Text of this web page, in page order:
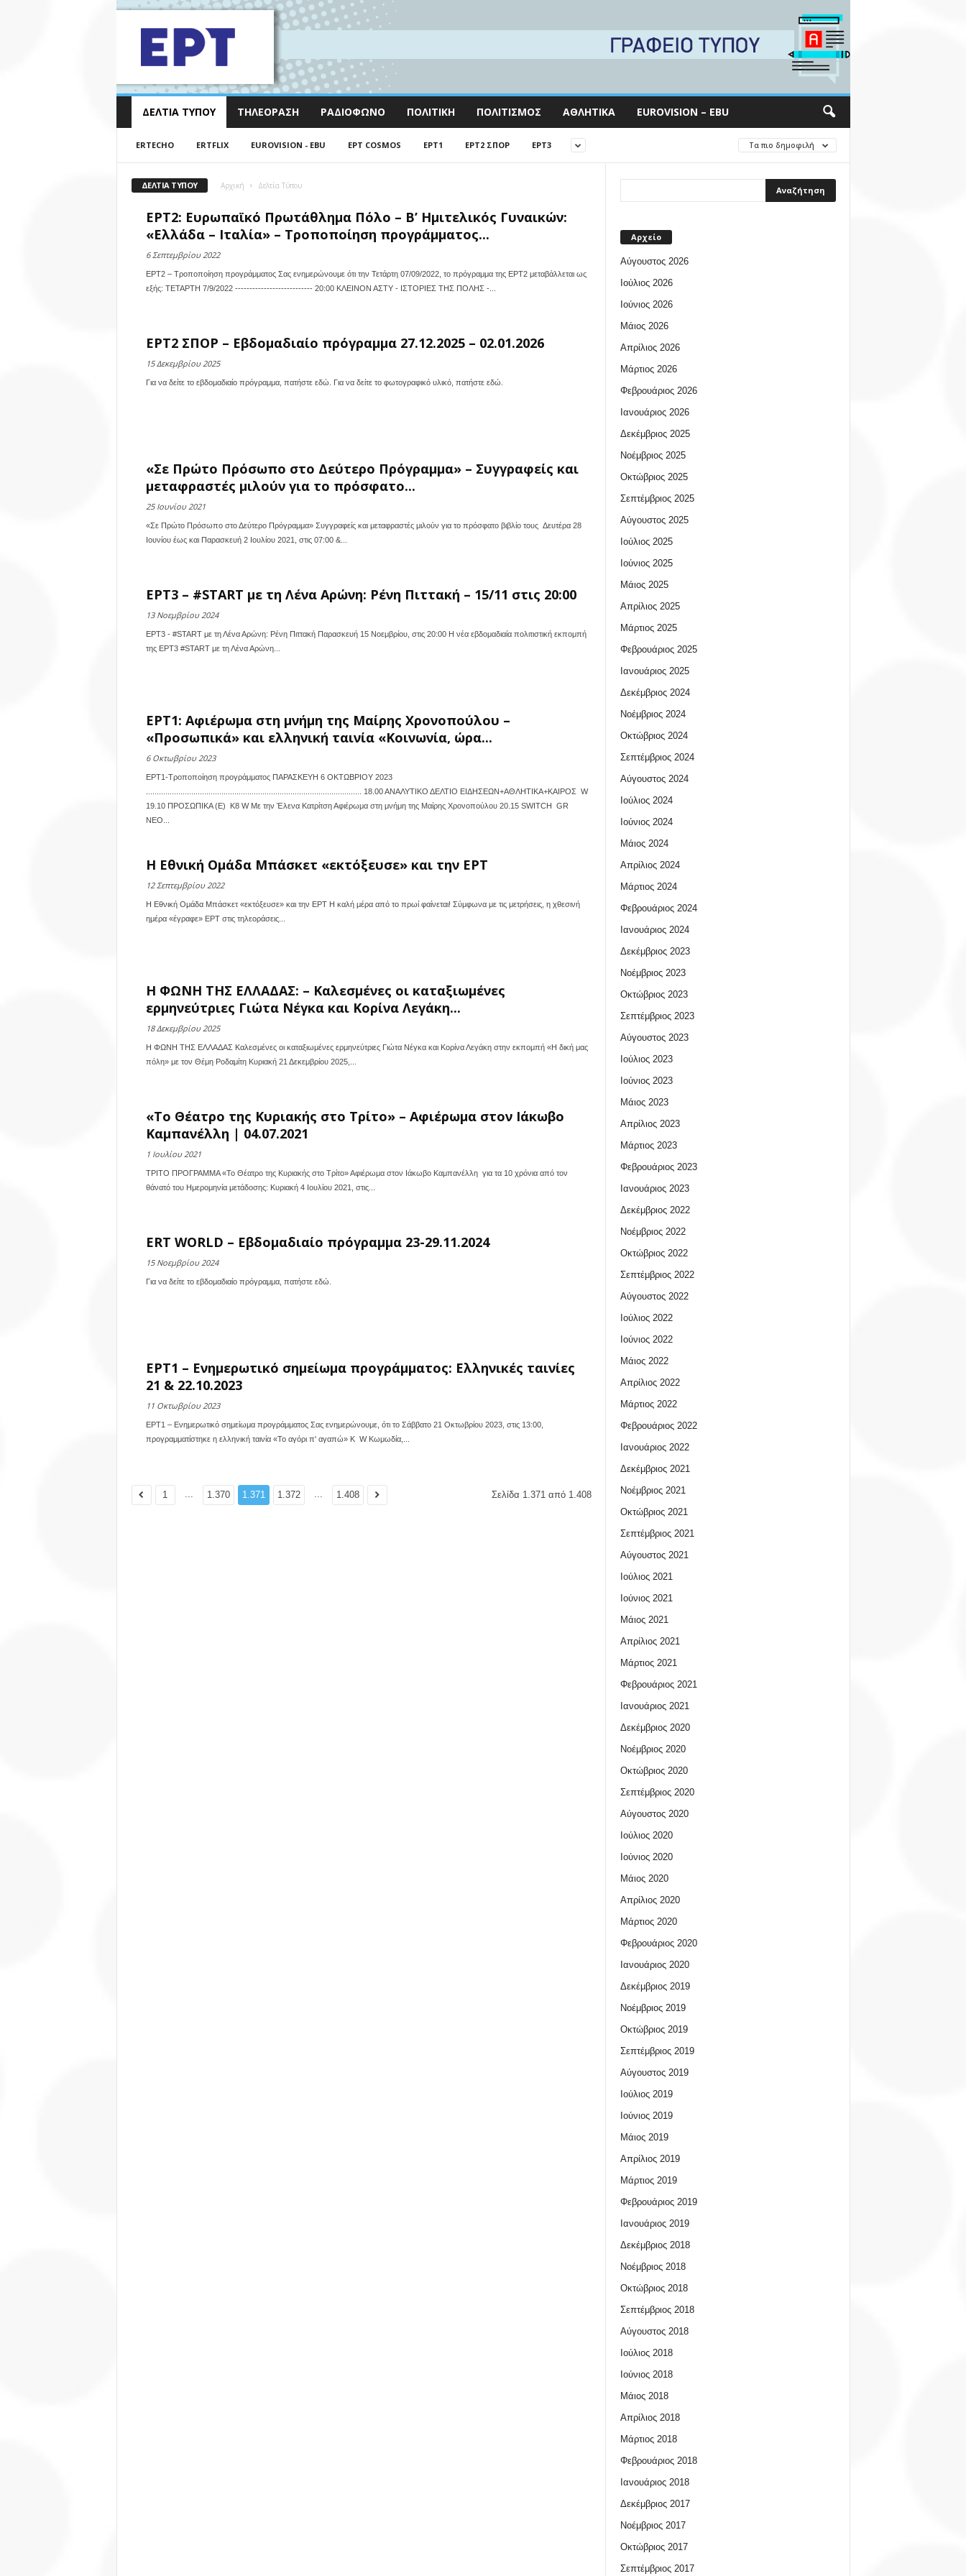
ΔΕΛΤΊΑ ΤΎΠΟΥ ΤΗΛΕΌΡΑΣΗ ΡΑΔΙΌΦΩΝΟ ΠΟΛΙΤΙΚΉ ΠΟΛΙΤΙΣΜΌΣ ΑΘΛΗΤΙΚΆ EUROVISION – EBU
ERTECHO ERTFLIX EUROVISION - EBU EΡΤ COSMOS EΡΤ1 EΡΤ2 ΣΠΟΡ EΡΤ3 Τα πιο δημοφιλή
ΔΕΛΤΊΑ ΤΎΠΟΥ Αρχική Δελτία Τύπου
ΕΡΤ2: Ευρωπαϊκό Πρωτάθλημα Πόλο – Β’ Ημιτελικός Γυναικών:
«Ελλάδα – Ιταλία» – Τροποποίηση προγράμματος...
6 Σεπτεμβρίου 2022
ΕΡΤ2 – Τροποποίηση προγράμματος Σας ενημερώνουμε ότι την Τετάρτη 07/09/2022, το πρόγραμμα της ΕΡΤ2 μεταβάλλεται ως
εξής: ΤΕΤΑΡΤΗ 7/9/2022 --------------------------- 20:00 ΚΛΕΙΝΟΝ ΑΣΤΥ - ΙΣΤΟΡΙΕΣ ΤΗΣ ΠΟΛΗΣ -...
ΕΡΤ2 ΣΠΟΡ – Εβδομαδιαίο πρόγραμμα 27.12.2025 – 02.01.2026
15 Δεκεμβρίου 2025
Για να δείτε το εβδομαδιαίο πρόγραμμα, πατήστε εδώ. Για να δείτε το φωτογραφικό υλικό, πατήστε εδώ.
«Σε Πρώτο Πρόσωπο στο Δεύτερο Πρόγραμμα» – Συγγραφείς και
μεταφραστές μιλούν για το πρόσφατο...
25 Ιουνίου 2021
«Σε Πρώτο Πρόσωπο στο Δεύτερο Πρόγραμμα» Συγγραφείς και μεταφραστές μιλούν για το πρόσφατο βιβλίο τους Δευτέρα 28
Ιουνίου έως και Παρασκευή 2 Ιουλίου 2021, στις 07:00 &...
ΕΡΤ3 – #START με τη Λένα Αρώνη: Ρένη Πιττακή – 15/11 στις 20:00
13 Νοεμβρίου 2024
ΕΡΤ3 - #START με τη Λένα Αρώνη: Ρένη Πιττακή Παρασκευή 15 Νοεμβρίου, στις 20:00 Η νέα εβδομαδιαία πολιτιστική εκπομπή
της ΕΡΤ3 #START με τη Λένα Αρώνη...
ΕΡΤ1: Αφιέρωμα στη μνήμη της Μαίρης Χρονοπούλου –
«Προσωπικά» και ελληνική ταινία «Κοινωνία, ώρα...
6 Οκτωβρίου 2023
ΕΡΤ1-Τροποποίηση προγράμματος ΠΑΡΑΣΚΕΥΗ 6 ΟΚΤΩΒΡΙΟΥ 2023
.................................................................................................... 18.00 ΑΝΑΛΥΤΙΚΟ ΔΕΛΤΙΟ ΕΙΔΗΣΕΩΝ+ΑΘΛΗΤΙΚΑ+ΚΑΙΡΟΣ W
19.10 ΠΡΟΣΩΠΙΚΑ (Ε) K8 W Με την Έλενα Κατρίτση Αφιέρωμα στη μνήμη της Μαίρης Χρονοπούλου 20.15 SWITCH GR
ΝΕΟ...
Η Εθνική Ομάδα Μπάσκετ «εκτόξευσε» και την ΕΡΤ
12 Σεπτεμβρίου 2022
Η Εθνική Ομάδα Μπάσκετ «εκτόξευσε» και την ΕΡΤ Η καλή μέρα από το πρωί φαίνεται! Σύμφωνα με τις μετρήσεις, η χθεσινή
ημέρα «έγραφε» ΕΡΤ στις τηλεοράσεις...
Η ΦΩΝΗ ΤΗΣ ΕΛΛΑΔΑΣ: – Καλεσμένες οι καταξιωμένες
ερμηνεύτριες Γιώτα Νέγκα και Κορίνα Λεγάκη...
18 Δεκεμβρίου 2025
Η ΦΩΝΗ ΤΗΣ ΕΛΛΑΔΑΣ Καλεσμένες οι καταξιωμένες ερμηνεύτριες Γιώτα Νέγκα και Κορίνα Λεγάκη στην εκπομπή «Η δική μας
πόλη» με τον Θέμη Ροδαμίτη Κυριακή 21 Δεκεμβρίου 2025,...
«Το Θέατρο της Κυριακής στο Τρίτο» – Αφιέρωμα στον Ιάκωβο
Καμπανέλλη | 04.07.2021
1 Ιουλίου 2021
ΤΡΙΤΟ ΠΡΟΓΡΑΜΜΑ «Το Θέατρο της Κυριακής στο Τρίτο» Αφιέρωμα στον Ιάκωβο Καμπανέλλη για τα 10 χρόνια από τον
θάνατό του Ημερομηνία μετάδοσης: Κυριακή 4 Ιουλίου 2021, στις...
ERT WORLD – Εβδομαδιαίο πρόγραμμα 23-29.11.2024
15 Νοεμβρίου 2024
Για να δείτε το εβδομαδιαίο πρόγραμμα, πατήστε εδώ.
ΕΡΤ1 – Ενημερωτικό σημείωμα προγράμματος: Ελληνικές ταινίες
21 & 22.10.2023
11 Οκτωβρίου 2023
ΕΡΤ1 – Ενημερωτικό σημείωμα προγράμματος Σας ενημερώνουμε, ότι το Σάββατο 21 Οκτωβρίου 2023, στις 13:00,
προγραμματίστηκε η ελληνική ταινία «Το αγόρι π' αγαπώ» K W Κωμωδία,...
1 ... 1.370 1.371 1.372 ... 1.408 Σελίδα 1.371 από 1.408
Αρχείο
Αύγουστος 2026
Ιούλιος 2026
Ιούνιος 2026
Μάιος 2026
Απρίλιος 2026
Μάρτιος 2026
Φεβρουάριος 2026
Ιανουάριος 2026
Δεκέμβριος 2025
Νοέμβριος 2025
Οκτώβριος 2025
Σεπτέμβριος 2025
Αύγουστος 2025
Ιούλιος 2025
Ιούνιος 2025
Μάιος 2025
Απρίλιος 2025
Μάρτιος 2025
Φεβρουάριος 2025
Ιανουάριος 2025
Δεκέμβριος 2024
Νοέμβριος 2024
Οκτώβριος 2024
Σεπτέμβριος 2024
Αύγουστος 2024
Ιούλιος 2024
Ιούνιος 2024
Μάιος 2024
Απρίλιος 2024
Μάρτιος 2024
Φεβρουάριος 2024
Ιανουάριος 2024
Δεκέμβριος 2023
Νοέμβριος 2023
Οκτώβριος 2023
Σεπτέμβριος 2023
Αύγουστος 2023
Ιούλιος 2023
Ιούνιος 2023
Μάιος 2023
Απρίλιος 2023
Μάρτιος 2023
Φεβρουάριος 2023
Ιανουάριος 2023
Δεκέμβριος 2022
Νοέμβριος 2022
Οκτώβριος 2022
Σεπτέμβριος 2022
Αύγουστος 2022
Ιούλιος 2022
Ιούνιος 2022
Μάιος 2022
Απρίλιος 2022
Μάρτιος 2022
Φεβρουάριος 2022
Ιανουάριος 2022
Δεκέμβριος 2021
Νοέμβριος 2021
Οκτώβριος 2021
Σεπτέμβριος 2021
Αύγουστος 2021
Ιούλιος 2021
Ιούνιος 2021
Μάιος 2021
Απρίλιος 2021
Μάρτιος 2021
Φεβρουάριος 2021
Ιανουάριος 2021
Δεκέμβριος 2020
Νοέμβριος 2020
Οκτώβριος 2020
Σεπτέμβριος 2020
Αύγουστος 2020
Ιούλιος 2020
Ιούνιος 2020
Μάιος 2020
Απρίλιος 2020
Μάρτιος 2020
Φεβρουάριος 2020
Ιανουάριος 2020
Δεκέμβριος 2019
Νοέμβριος 2019
Οκτώβριος 2019
Σεπτέμβριος 2019
Αύγουστος 2019
Ιούλιος 2019
Ιούνιος 2019
Μάιος 2019
Απρίλιος 2019
Μάρτιος 2019
Φεβρουάριος 2019
Ιανουάριος 2019
Δεκέμβριος 2018
Νοέμβριος 2018
Οκτώβριος 2018
Σεπτέμβριος 2018
Αύγουστος 2018
Ιούλιος 2018
Ιούνιος 2018
Μάιος 2018
Απρίλιος 2018
Μάρτιος 2018
Φεβρουάριος 2018
Ιανουάριος 2018
Δεκέμβριος 2017
Νοέμβριος 2017
Οκτώβριος 2017
Σεπτέμβριος 2017